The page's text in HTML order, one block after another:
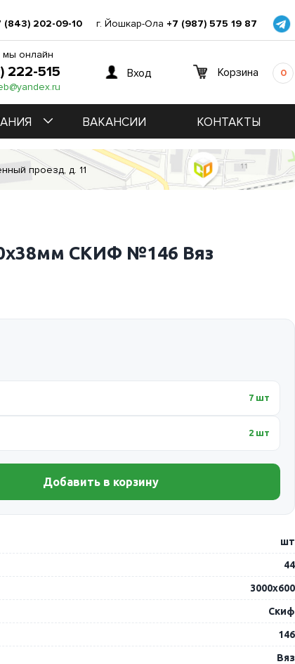
(843) 202-09-10 г. Йошкар-Ола +7 (987) 575 19 87
мы онлайн
222-515 Вход Корзина 0
ВАКАНСИИ КОНТАКТЫ
проезд, д. 11
СКИФ №146 Вяз
7 шт
2 шт
Добавить в корзину
шт
44
3000х600
Скиф
146
Вяз